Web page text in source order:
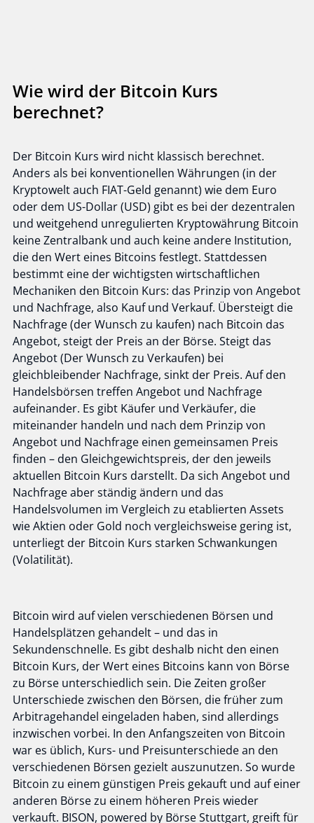
Wie wird der Bitcoin Kurs
berechnet?
Der Bitcoin Kurs wird nicht klassisch berechnet.
Anders als bei konventionellen Währungen (in der
Kryptowelt auch FIAT-Geld genannt) wie dem Euro
oder dem US-Dollar (USD) gibt es bei der dezentralen
und weitgehend unregulierten Kryptowährung Bitcoin
keine Zentralbank und auch keine andere Institution,
die den Wert eines Bitcoins festlegt. Stattdessen
bestimmt eine der wichtigsten wirtschaftlichen
Mechaniken den Bitcoin Kurs: das Prinzip von Angebot
und Nachfrage, also Kauf und Verkauf. Übersteigt die
Nachfrage (der Wunsch zu kaufen) nach Bitcoin das
Angebot, steigt der Preis an der Börse. Steigt das
Angebot (Der Wunsch zu Verkaufen) bei
gleichbleibender Nachfrage, sinkt der Preis. Auf den
Handelsbörsen treffen Angebot und Nachfrage
aufeinander. Es gibt Käufer und Verkäufer, die
miteinander handeln und nach dem Prinzip von
Angebot und Nachfrage einen gemeinsamen Preis
finden – den Gleichgewichtspreis, der den jeweils
aktuellen Bitcoin Kurs darstellt. Da sich Angebot und
Nachfrage aber ständig ändern und das
Handelsvolumen im Vergleich zu etablierten Assets
wie Aktien oder Gold noch vergleichsweise gering ist,
unterliegt der Bitcoin Kurs starken Schwankungen
(Volatilität).
Bitcoin wird auf vielen verschiedenen Börsen und
Handelsplätzen gehandelt – und das in
Sekundenschnelle. Es gibt deshalb nicht den einen
Bitcoin Kurs, der Wert eines Bitcoins kann von Börse
zu Börse unterschiedlich sein. Die Zeiten großer
Unterschiede zwischen den Börsen, die früher zum
Arbitragehandel eingeladen haben, sind allerdings
inzwischen vorbei. In den Anfangszeiten von Bitcoin
war es üblich, Kurs- und Preisunterschiede an den
verschiedenen Börsen gezielt auszunutzen. So wurde
Bitcoin zu einem günstigen Preis gekauft und auf einer
anderen Börse zu einem höheren Preis wieder
verkauft. BISON, powered by Börse Stuttgart, greift für